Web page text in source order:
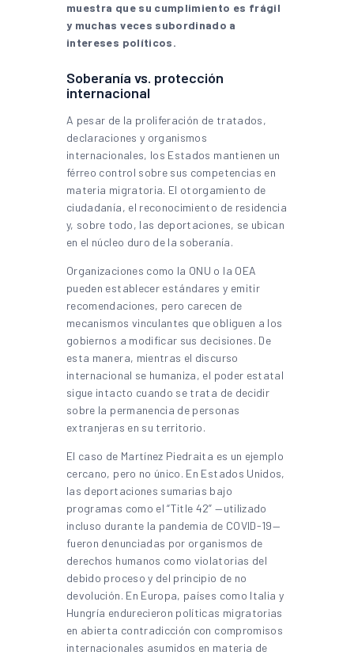
muestra que su cumplimiento es frágil
y muchas veces subordinado a
intereses políticos.
Soberanía vs. protección
internacional
A pesar de la proliferación de tratados,
declaraciones y organismos
internacionales, los Estados mantienen un
férreo control sobre sus competencias en
materia migratoria. El otorgamiento de
ciudadanía, el reconocimiento de residencia
y, sobre todo, las deportaciones, se ubican
en el núcleo duro de la soberanía.
Organizaciones como la ONU o la OEA
pueden establecer estándares y emitir
recomendaciones, pero carecen de
mecanismos vinculantes que obliguen a los
gobiernos a modificar sus decisiones. De
esta manera, mientras el discurso
internacional se humaniza, el poder estatal
sigue intacto cuando se trata de decidir
sobre la permanencia de personas
extranjeras en su territorio.
El caso de Martínez Piedraita es un ejemplo
cercano, pero no único. En Estados Unidos,
las deportaciones sumarias bajo
programas como el “Title 42” —utilizado
incluso durante la pandemia de COVID-19—
fueron denunciadas por organismos de
derechos humanos como violatorias del
debido proceso y del principio de no
devolución. En Europa, países como Italia y
Hungría endurecieron políticas migratorias
en abierta contradicción con compromisos
internacionales asumidos en materia de